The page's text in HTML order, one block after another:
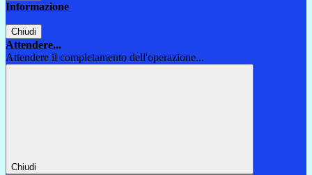
Informazione
Chiudi
Attendere...
Attendere il completamento dell'operazione...
Chiudi